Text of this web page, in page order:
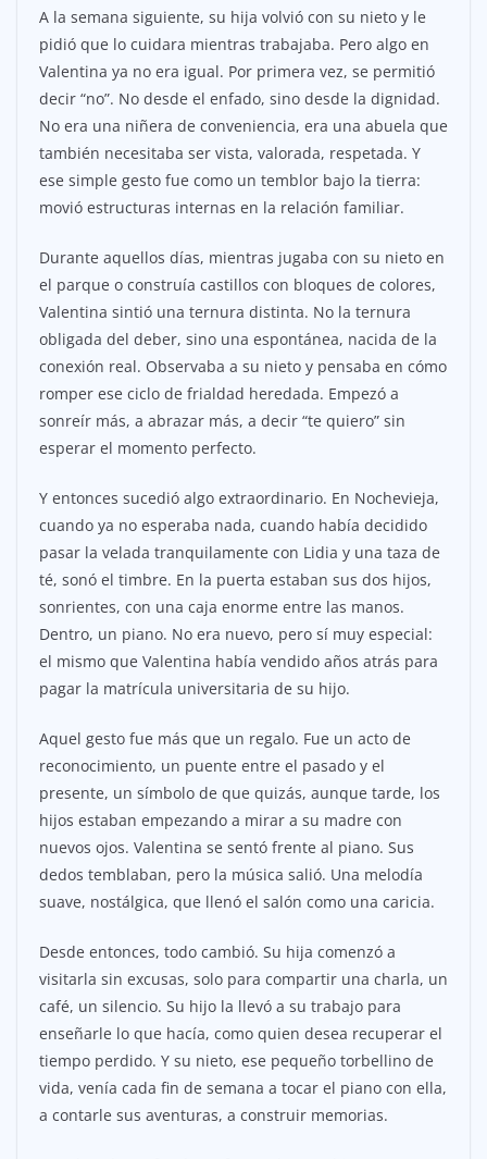
A la semana siguiente, su hija volvió con su nieto y le
pidió que lo cuidara mientras trabajaba. Pero algo en
Valentina ya no era igual. Por primera vez, se permitió
decir “no”. No desde el enfado, sino desde la dignidad.
No era una niñera de conveniencia, era una abuela que
también necesitaba ser vista, valorada, respetada. Y
ese simple gesto fue como un temblor bajo la tierra:
movió estructuras internas en la relación familiar.
Durante aquellos días, mientras jugaba con su nieto en
el parque o construía castillos con bloques de colores,
Valentina sintió una ternura distinta. No la ternura
obligada del deber, sino una espontánea, nacida de la
conexión real. Observaba a su nieto y pensaba en cómo
romper ese ciclo de frialdad heredada. Empezó a
sonreír más, a abrazar más, a decir “te quiero” sin
esperar el momento perfecto.
Y entonces sucedió algo extraordinario. En Nochevieja,
cuando ya no esperaba nada, cuando había decidido
pasar la velada tranquilamente con Lidia y una taza de
té, sonó el timbre. En la puerta estaban sus dos hijos,
sonrientes, con una caja enorme entre las manos.
Dentro, un piano. No era nuevo, pero sí muy especial:
el mismo que Valentina había vendido años atrás para
pagar la matrícula universitaria de su hijo.
Aquel gesto fue más que un regalo. Fue un acto de
reconocimiento, un puente entre el pasado y el
presente, un símbolo de que quizás, aunque tarde, los
hijos estaban empezando a mirar a su madre con
nuevos ojos. Valentina se sentó frente al piano. Sus
dedos temblaban, pero la música salió. Una melodía
suave, nostálgica, que llenó el salón como una caricia.
Desde entonces, todo cambió. Su hija comenzó a
visitarla sin excusas, solo para compartir una charla, un
café, un silencio. Su hijo la llevó a su trabajo para
enseñarle lo que hacía, como quien desea recuperar el
tiempo perdido. Y su nieto, ese pequeño torbellino de
vida, venía cada fin de semana a tocar el piano con ella,
a contarle sus aventuras, a construir memorias.